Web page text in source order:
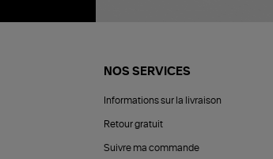
NOS SERVICES
Informations sur la livraison
Retour gratuit
Suivre ma commande